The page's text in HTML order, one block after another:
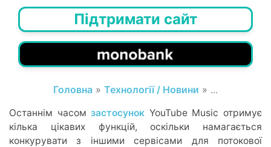
Підтримати сайт
Головна » Технології / Новини » ...
Останнім часомзастосунок YouTube Music отримує
кілька цікавих функцій, оскільки намагається
конкурувати з іншими сервісами для потокової